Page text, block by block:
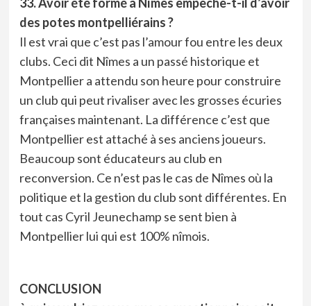
33. Avoir été formé à Nîmes empêche-t-il d’avoir
des potes montpelliérains ?
Il est vrai que c’est pas l’amour fou entre les deux
clubs. Ceci dit Nîmes a un passé historique et
Montpellier a attendu son heure pour construire
un club qui peut rivaliser avec les grosses écuries
françaises maintenant. La différence c’est que
Montpellier est attaché à ses anciens joueurs.
Beaucoup sont éducateurs au club en
reconversion. Ce n’est pas le cas de Nîmes où la
politique et la gestion du club sont différentes. En
tout cas Cyril Jeunechamp se sent bien à
Montpellier lui qui est 100% nîmois.
CONCLUSION